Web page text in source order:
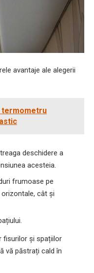
avantaje ale alegerii
termometru
deschidere a
acesteia.
frumoase pe
cât și
fisurilor și spațiilor
vă păstrați cald în